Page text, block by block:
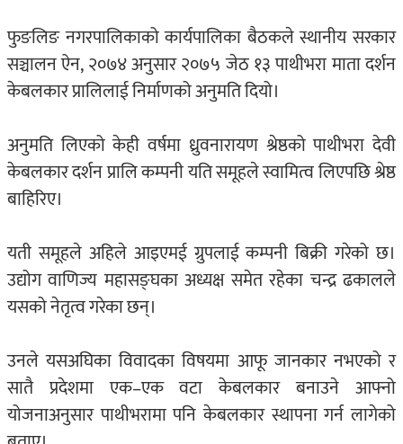
फुङलिङ नगरपालिकाको कार्यपालिका बैठकले स्थानीय सरकार
सञ्चालन ऐन, २०७४ अनुसार २०७५ जेठ १३ पाथीभरा माता दर्शन
केबलकार प्रालिलाई निर्माणको अनुमति दियो।
अनुमति लिएको केही वर्षमा ध्रुवनारायण श्रेष्ठको पाथीभरा देवी
केबलकार दर्शन प्रालि कम्पनी यति समूहले स्वामित्व लिएपछि श्रेष्ठ
बाहिरिए।
यती समूहले अहिले आइएमई ग्रुपलाई कम्पनी बिक्री गरेको छ।
उद्योग वाणिज्य महासङ्घका अध्यक्ष समेत रहेका चन्द्र ढकालले
यसको नेतृत्व गरेका छन्।
उनले यसअघिका विवादका विषयमा आफू जानकार नभएको र
सातै प्रदेशमा एक–एक वटा केबलकार बनाउने आफ्नो
योजनाअनुसार पाथीभरामा पनि केबलकार स्थापना गर्न लागेको